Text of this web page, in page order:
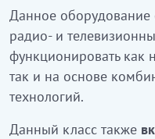
қызметікіреді
Аталған жабдық
арналары арқылы
етеді және ол бір
бірнеше
жұмыс істей алады.
Данное оборудование
радио- и
функционировать как
так и на основе
технологий.
Данный класс также